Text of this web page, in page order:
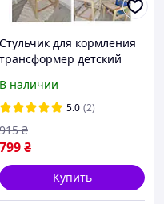
Стульчик для кормления
трансформер детский
Домик
В наличии
5.0 (2)
799₴
915 ₴
Купить